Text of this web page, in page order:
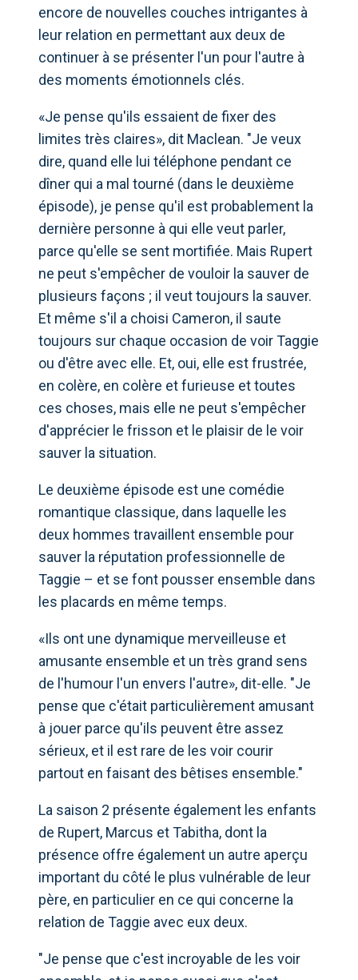
encore de nouvelles couches intrigantes à
leur relation en permettant aux deux de
continuer à se présenter l'un pour l'autre à
des moments émotionnels clés.
«Je pense qu'ils essaient de fixer des
limites très claires», dit Maclean. "Je veux
dire, quand elle lui téléphone pendant ce
dîner qui a mal tourné (dans le deuxième
épisode), je pense qu'il est probablement la
dernière personne à qui elle veut parler,
parce qu'elle se sent mortifiée. Mais Rupert
ne peut s'empêcher de vouloir la sauver de
plusieurs façons ; il veut toujours la sauver.
Et même s'il a choisi Cameron, il saute
toujours sur chaque occasion de voir Taggie
ou d'être avec elle. Et, oui, elle est frustrée,
en colère, en colère et furieuse et toutes
ces choses, mais elle ne peut s'empêcher
d'apprécier le frisson et le plaisir de le voir
sauver la situation.
Le deuxième épisode est une comédie
romantique classique, dans laquelle les
deux hommes travaillent ensemble pour
sauver la réputation professionnelle de
Taggie – et se font pousser ensemble dans
les placards en même temps.
«Ils ont une dynamique merveilleuse et
amusante ensemble et un très grand sens
de l'humour l'un envers l'autre», dit-elle. "Je
pense que c'était particulièrement amusant
à jouer parce qu'ils peuvent être assez
sérieux, et il est rare de les voir courir
partout en faisant des bêtises ensemble."
La saison 2 présente également les enfants
de Rupert, Marcus et Tabitha, dont la
présence offre également un autre aperçu
important du côté le plus vulnérable de leur
père, en particulier en ce qui concerne la
relation de Taggie avec eux deux.
"Je pense que c'est incroyable de les voir